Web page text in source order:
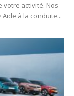
votre activité. Nos
à la conduite...